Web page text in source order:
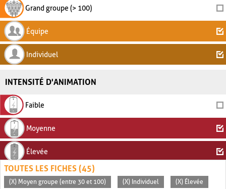
Grand groupe (> 100)
Équipe
Individuel
INTENSITÉ D'ANIMATION
Faible
Moyenne
Élevée
TOUTES LES FICHES (45)
(X) Moyen groupe (entre 30 et 100) (X) Individuel (X) Élevée